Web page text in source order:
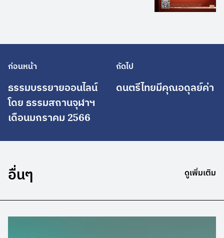
ก่อนหน้า
ธรรมบรรยายออนไลน์
โดย ธรรมสถานจุฬาฯ
เดือนมกราคม 2566
ถัดไป
ดนตรีไทยมีคุณอดุลย์ค่า
อื่นๆ ดูเพิ่มเติม